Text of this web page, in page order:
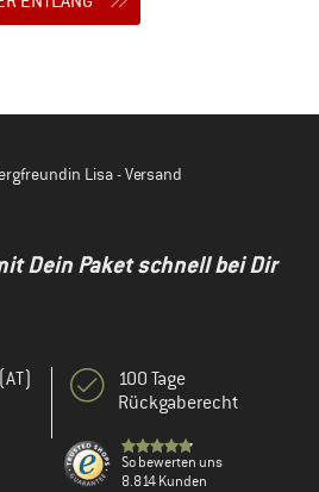
Lisa - Versand
Dein Paket schnell bei Dir
100 Tage
Rückgaberecht
So bewerten uns
8.814 Kunden